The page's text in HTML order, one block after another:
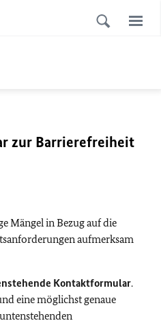
zur Barrierefreiheit
Mängel in Bezug auf die
aufmerksam
Kontaktformular.
eine möglichst genaue